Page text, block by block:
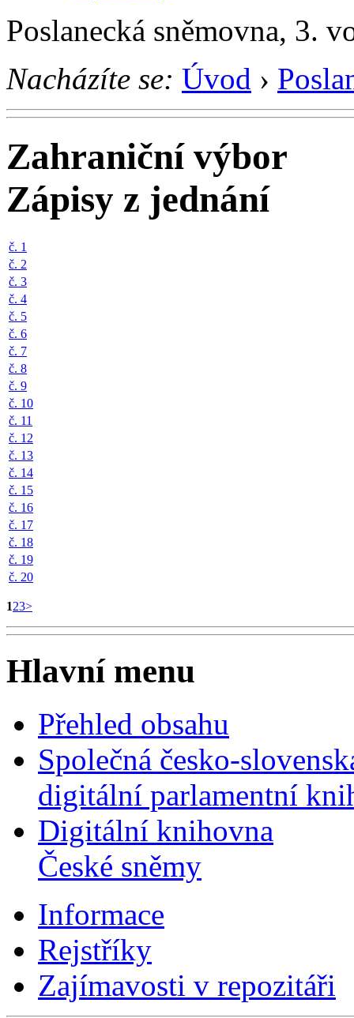
Poslanecká sněmovna, 3.
Nacházíte se: Úvod ›
Zahraniční výbor
Zápisy z jednání
č. 1
č. 2
č. 3
č. 4
č. 5
č. 6
č. 7
č. 8
č. 9
č. 10
č. 11
č. 12
č. 13
č. 14
č. 15
č. 16
č. 17
č. 18
č. 19
č. 20
123>
Hlavní menu
Přehled obsahu
Společná česko-
digitální parlamentní
Digitální knihovna
České sněmy
Informace
Rejstříky
Zajímavosti v repozitáři